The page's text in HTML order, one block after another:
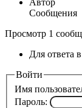
Сообщения
Просмотр 1
Для ответа
Войти
Имя
Пароль: